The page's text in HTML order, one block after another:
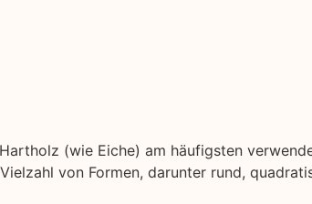
(wie Eiche) am häufigsten
von Formen, darunter rund,